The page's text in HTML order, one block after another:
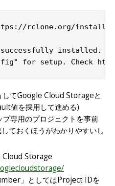
rclone.org/
installed.
for setup. Check
してGoogle Cloud Storageと
値を採用して進める)
専用のプロジェクトを事前
ておくほうがわかりやすいし
Cloud Storage
」としてはProject IDを